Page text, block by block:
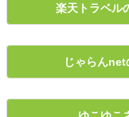
楽天トラベル
じゃらん